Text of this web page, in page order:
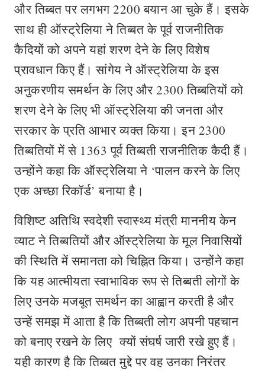
और तिब्बत पर लगभग 2200 बयान आ चुके हैं। इसके
साथ ही ऑस्ट्रेलिया ने तिब्बत के पूर्व राजनीतिक
कैदियों को अपने यहां शरण देने के लिए विशेष
प्रावधान किए हैं। सांगेय ने ऑस्ट्रेलिया के इस
अनुकरणीय समर्थन के लिए और 2300 तिब्बतियों को
शरण देने के लिए भी ऑस्ट्रेलिया की जनता और
सरकार के प्रति आभार व्यक्त किया। इन 2300
तिब्बतियों में से 1363 पूर्व तिब्बती राजनीतिक कैदी हैं।
उन्होंने कहा कि ऑस्ट्रेलिया ने ‘पालन करने के लिए
एक अच्छा रिकॉर्ड’ बनाया है।
विशिष्ट अतिथि स्वदेशी स्वास्थ्य मंत्री माननीय केन
व्याट ने तिब्बतियों और ऑस्ट्रेलिया के मूल निवासियों
की स्थिति में समानता को चिह्नित किया। उन्होंने कहा
कि यह आत्मीयता स्वाभाविक रूप से तिब्बती लोगों के
लिए उनके मजबूत समर्थन का आह्वान करती है और
उन्हें समझ में आता है कि तिब्बती लोग अपनी पहचान
को बनाए रखने के लिए क्यों संघर्ष जारी रखे हुए हैं।
यही कारण है कि तिब्बत मुद्दे पर वह उनका निरंतर